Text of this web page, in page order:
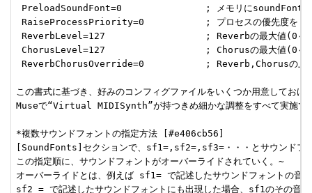
PreloadSoundFont=0               ; メモリにsoundFontを
RaiseProcessPriority=0           ; プロセスの優先度をリア
ReverbLevel=127                  ; Reverbの最大値(0～
ChorusLevel=127                  ; Chorusの最大値(0～
ReverbChorusOverride=0           ; Reverb,Chorusの上
この書式に基づき、好みのコンフィグファイルをいくつか用意しておけ
Museで“Virtual MIDISynth”が持つきめ細かな調整をすべて実施で
*複数サウンドフォントの指定方法 [#e406cb56]
[SoundFonts]セクションで、sf1=,sf2=,sf3=・・・とサウンドフォ
この指定順に、サウンドフォントがオーバーライドされていく。~
オーバーライドとは、例えば sf1= で記述したサウンドフォントの音
sf2 = で記述したサウンドフォントにも出現した場合、sf1のその音